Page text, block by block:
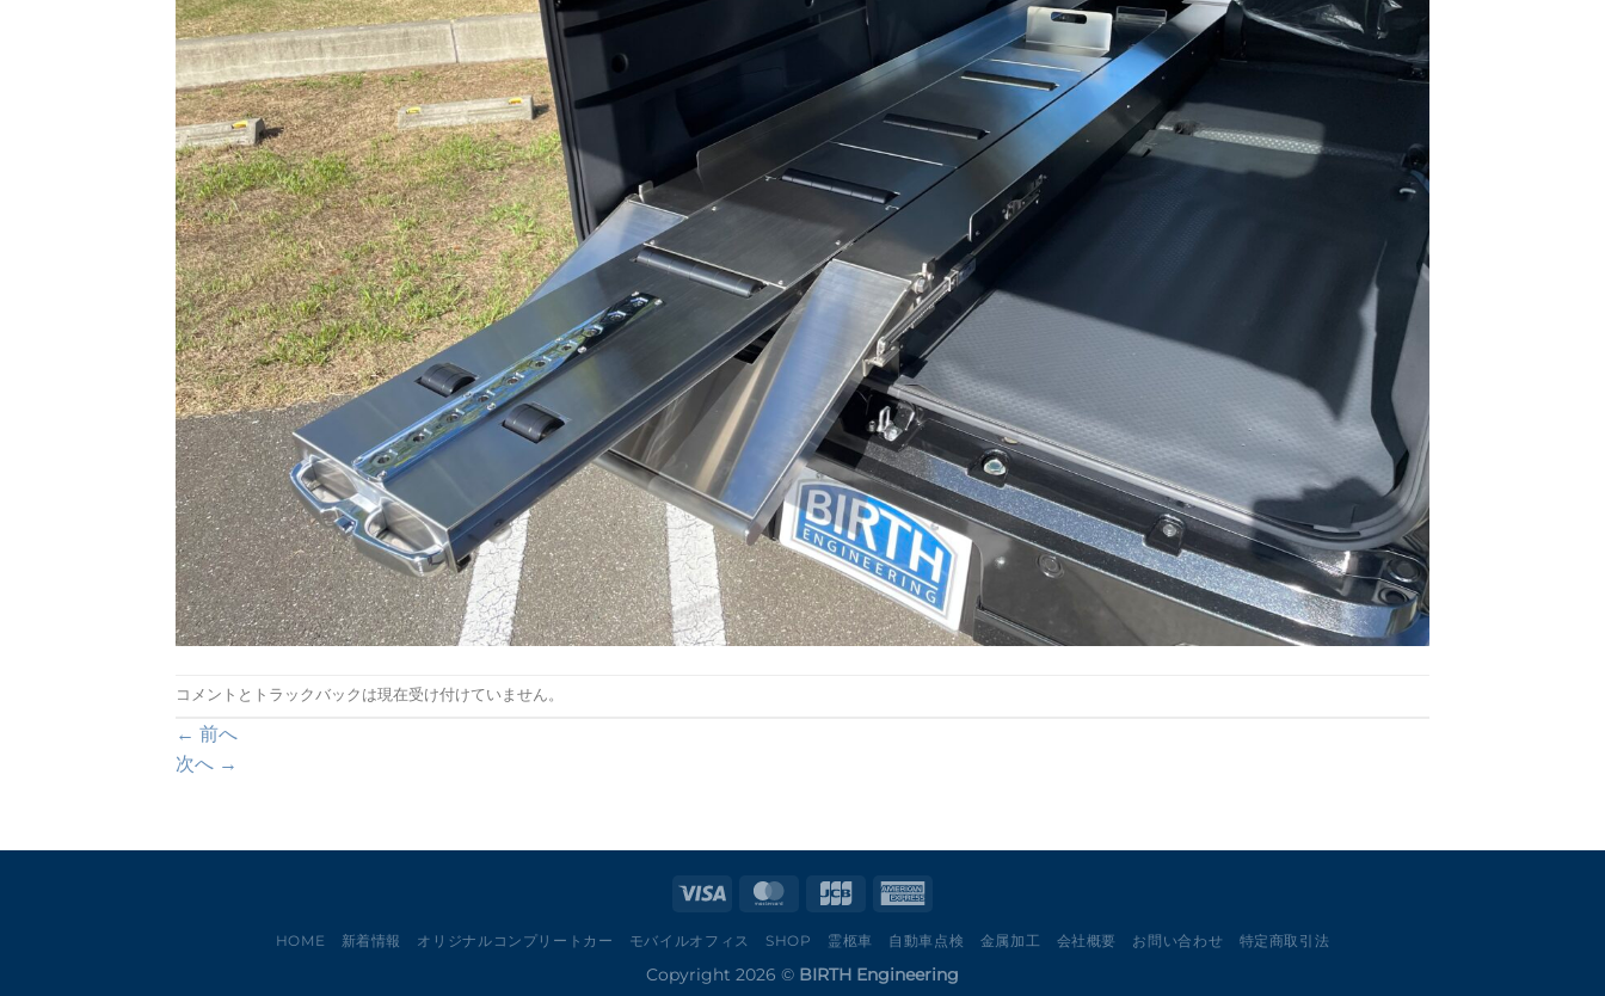
コメントとトラックバックは現在受け付けていません。
← 前へ
次へ →
HOME 新着情報 オリジナルコンプリートカー モバイルオフィス SHOP 霊柩車 自動車点検 金属加工 会社概要 お問い合わせ 特定商取引法
Copyright 2026 © BIRTH Engineering